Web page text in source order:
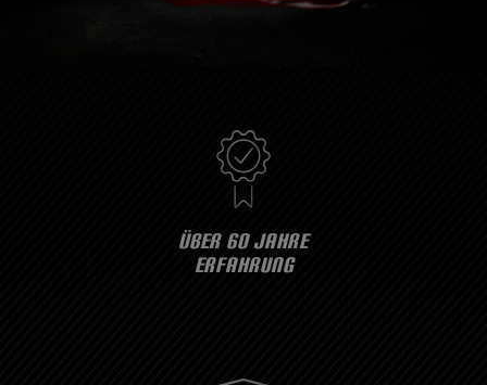
ÜBER 60 JAHRE
ERFAHRUNG